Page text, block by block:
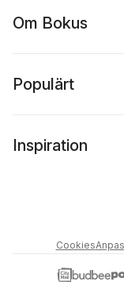
Om Bokus
Populärt
Inspiration
Cookies